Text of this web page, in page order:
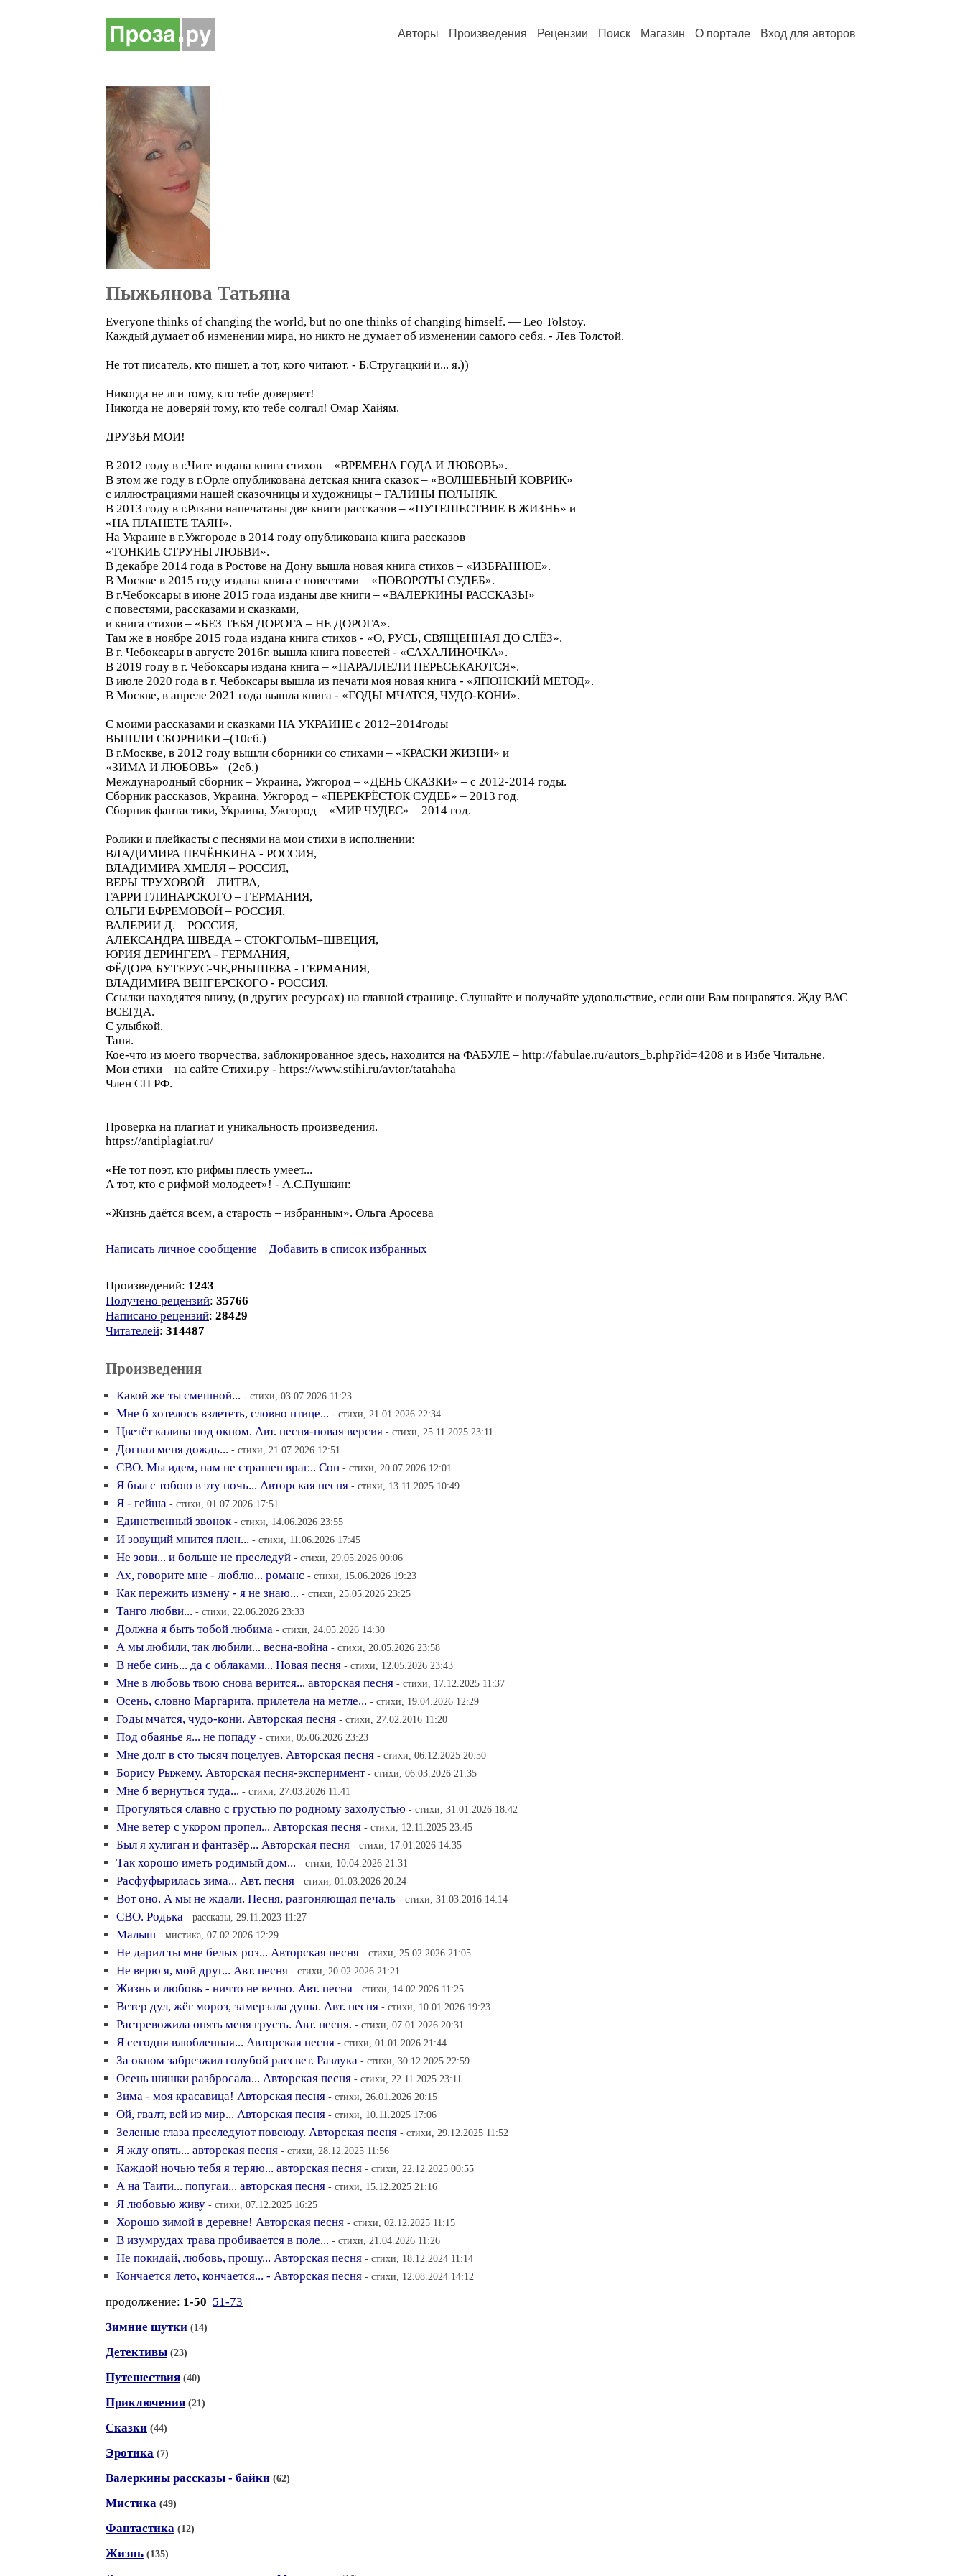
Авторы Произведения Рецензии Поиск Магазин О портале Вход для авторов
Пыжьянова Татьяна
Everyone thinks of changing the world, but no one thinks of changing himself. — Leo Tolstoy.
Каждый думает об изменении мира, но никто не думает об изменении самого себя. - Лев Толстой.
Не тот писатель, кто пишет, а тот, кого читают. - Б.Стругацкий и... я.))
Никогда не лги тому, кто тебе доверяет!
Никогда не доверяй тому, кто тебе солгал! Омар Хайям.
ДРУЗЬЯ МОИ!
В 2012 году в г.Чите издана книга стихов – «ВРЕМЕНА ГОДА И ЛЮБОВЬ».
В этом же году в г.Орле опубликована детская книга сказок – «ВОЛШЕБНЫЙ КОВРИК»
с иллюстрациями нашей сказочницы и художницы – ГАЛИНЫ ПОЛЬНЯК.
В 2013 году в г.Рязани напечатаны две книги рассказов – «ПУТЕШЕСТВИЕ В ЖИЗНЬ» и
«НА ПЛАНЕТЕ ТАЯН».
На Украине в г.Ужгороде в 2014 году опубликована книга рассказов –
«ТОНКИЕ СТРУНЫ ЛЮБВИ».
В декабре 2014 года в Ростове на Дону вышла новая книга стихов – «ИЗБРАННОЕ».
В Москве в 2015 году издана книга с повестями – «ПОВОРОТЫ СУДЕБ».
В г.Чебоксары в июне 2015 года изданы две книги – «ВАЛЕРКИНЫ РАССКАЗЫ»
с повестями, рассказами и сказками,
и книга стихов – «БЕЗ ТЕБЯ ДОРОГА – НЕ ДОРОГА».
Там же в ноябре 2015 года издана книга стихов - «О, РУСЬ, СВЯЩЕННАЯ ДО СЛЁЗ».
В г. Чебоксары в августе 2016г. вышла книга повестей - «САХАЛИНОЧКА».
В 2019 году в г. Чебоксары издана книга – «ПАРАЛЛЕЛИ ПЕРЕСЕКАЮТСЯ».
В июле 2020 года в г. Чебоксары вышла из печати моя новая книга - «ЯПОНСКИЙ МЕТОД».
В Москве, в апреле 2021 года вышла книга - «ГОДЫ МЧАТСЯ, ЧУДО-КОНИ».
С моими рассказами и сказками НА УКРАИНЕ с 2012–2014годы
ВЫШЛИ СБОРНИКИ –(10сб.)
В г.Москве, в 2012 году вышли сборники со стихами – «КРАСКИ ЖИЗНИ» и
«ЗИМА И ЛЮБОВЬ» –(2сб.)
Международный сборник – Украина, Ужгород – «ДЕНЬ СКАЗКИ» – с 2012-2014 годы.
Сборник рассказов, Украина, Ужгород – «ПЕРЕКРЁСТОК СУДЕБ» – 2013 год.
Сборник фантастики, Украина, Ужгород – «МИР ЧУДЕС» – 2014 год.
Ролики и плейкасты с песнями на мои стихи в исполнении:
ВЛАДИМИРА ПЕЧЁНКИНА - РОССИЯ,
ВЛАДИМИРА ХМЕЛЯ – РОССИЯ,
ВЕРЫ ТРУХОВОЙ – ЛИТВА,
ГАРРИ ГЛИНАРСКОГО – ГЕРМАНИЯ,
ОЛЬГИ ЕФРЕМОВОЙ – РОССИЯ,
ВАЛЕРИИ Д. – РОССИЯ,
АЛЕКСАНДРА ШВЕДА – СТОКГОЛЬМ–ШВЕЦИЯ,
ЮРИЯ ДЕРИНГЕРА - ГЕРМАНИЯ,
ФЁДОРА БУТЕРУС-ЧЕ,РНЫШЕВА - ГЕРМАНИЯ,
ВЛАДИМИРА ВЕНГЕРСКОГО - РОССИЯ.
Ссылки находятся внизу, (в других ресурсах) на главной странице. Слушайте и получайте удовольствие, если они Вам понравятся. Жду ВАС
ВСЕГДА.
С улыбкой,
Таня.
Кое-что из моего творчества, заблокированное здесь, находится на ФАБУЛЕ – http://fabulae.ru/autors_b.php?id=4208 и в Избе Читальне.
Мои стихи – на сайте Стихи.ру - https://www.stihi.ru/avtor/tatahaha
Член СП РФ.
Проверка на плагиат и уникальность произведения.
https://antiplagiat.ru/
«Не тот поэт, кто рифмы плесть умеет...
А тот, кто с рифмой молодеет»! - А.С.Пушкин:
«Жизнь даётся всем, а старость – избранным». Ольга Аросева
Написать личное сообщение Добавить в список избранных
Произведений: 1243
Получено рецензий: 35766
Написано рецензий: 28429
Читателей: 314487
Произведения
Какой же ты смешной... - стихи, 03.07.2026 11:23
Мне б хотелось взлететь, словно птице... - стихи, 21.01.2026 22:34
Цветёт калина под окном. Авт. песня-новая версия - стихи, 25.11.2025 23:11
Догнал меня дождь... - стихи, 21.07.2026 12:51
СВО. Мы идем, нам не страшен враг... Сон - стихи, 20.07.2026 12:01
Я был с тобою в эту ночь... Авторская песня - стихи, 13.11.2025 10:49
Я - гейша - стихи, 01.07.2026 17:51
Единственный звонок - стихи, 14.06.2026 23:55
И зовущий мнится плен... - стихи, 11.06.2026 17:45
Не зови... и больше не преследуй - стихи, 29.05.2026 00:06
Ах, говорите мне - люблю... романс - стихи, 15.06.2026 19:23
Как пережить измену - я не знаю... - стихи, 25.05.2026 23:25
Танго любви... - стихи, 22.06.2026 23:33
Должна я быть тобой любима - стихи, 24.05.2026 14:30
А мы любили, так любили... весна-война - стихи, 20.05.2026 23:58
В небе синь... да с облаками... Новая песня - стихи, 12.05.2026 23:43
Мне в любовь твою снова верится... авторская песня - стихи, 17.12.2025 11:37
Осень, словно Маргарита, прилетела на метле... - стихи, 19.04.2026 12:29
Годы мчатся, чудо-кони. Авторская песня - стихи, 27.02.2016 11:20
Под обаянье я... не попаду - стихи, 05.06.2026 23:23
Мне долг в сто тысяч поцелуев. Авторская песня - стихи, 06.12.2025 20:50
Борису Рыжему. Авторская песня-эксперимент - стихи, 06.03.2026 21:35
Мне б вернуться туда... - стихи, 27.03.2026 11:41
Прогуляться славно с грустью по родному захолустью - стихи, 31.01.2026 18:42
Мне ветер с укором пропел... Авторская песня - стихи, 12.11.2025 23:45
Был я хулиган и фантазёр... Авторская песня - стихи, 17.01.2026 14:35
Так хорошо иметь родимый дом... - стихи, 10.04.2026 21:31
Расфуфырилась зима... Авт. песня - стихи, 01.03.2026 20:24
Вот оно. А мы не ждали. Песня, разгоняющая печаль - стихи, 31.03.2016 14:14
СВО. Родька - рассказы, 29.11.2023 11:27
Малыш - мистика, 07.02.2026 12:29
Не дарил ты мне белых роз... Авторская песня - стихи, 25.02.2026 21:05
Не верю я, мой друг... Авт. песня - стихи, 20.02.2026 21:21
Жизнь и любовь - ничто не вечно. Авт. песня - стихи, 14.02.2026 11:25
Ветер дул, жёг мороз, замерзала душа. Авт. песня - стихи, 10.01.2026 19:23
Растревожила опять меня грусть. Авт. песня. - стихи, 07.01.2026 20:31
Я сегодня влюбленная... Авторская песня - стихи, 01.01.2026 21:44
За окном забрезжил голубой рассвет. Разлука - стихи, 30.12.2025 22:59
Осень шишки разбросала... Авторская песня - стихи, 22.11.2025 23:11
Зима - моя красавица! Авторская песня - стихи, 26.01.2026 20:15
Ой, гвалт, вей из мир... Авторская песня - стихи, 10.11.2025 17:06
Зеленые глаза преследуют повсюду. Авторская песня - стихи, 29.12.2025 11:52
Я жду опять... авторская песня - стихи, 28.12.2025 11:56
Каждой ночью тебя я теряю... авторская песня - стихи, 22.12.2025 00:55
А на Таити... попугаи... авторская песня - стихи, 15.12.2025 21:16
Я любовью живу - стихи, 07.12.2025 16:25
Хорошо зимой в деревне! Авторская песня - стихи, 02.12.2025 11:15
В изумрудах трава пробивается в поле... - стихи, 21.04.2026 11:26
Не покидай, любовь, прошу... Авторская песня - стихи, 18.12.2024 11:14
Кончается лето, кончается... - Авторская песня - стихи, 12.08.2024 14:12
продолжение: 1-50 51-73
Зимние шутки (14)
Детективы (23)
Путешествия (40)
Приключения (21)
Сказки (44)
Эротика (7)
Валеркины рассказы - байки (62)
Мистика (49)
Фантастика (12)
Жизнь (135)